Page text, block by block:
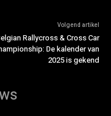
Volgend artikel
Rallycross & Cross Car
De kalender van
2025 is gekend